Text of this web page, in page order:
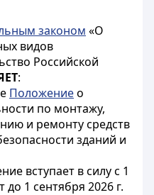
законом «О
видов
Российской
:
Положениео
по монтажу,
и ремонту средств
зданий и
вступает в силу с 1
до 1 сентября 2026 г.